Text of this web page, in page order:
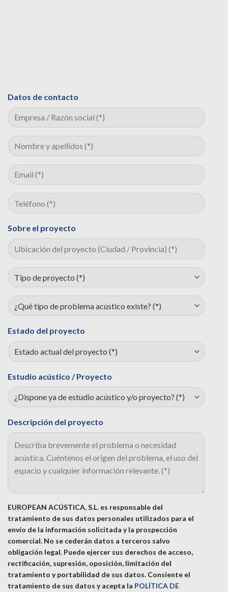
Datos de contacto
Sobre el proyecto
Estado del proyecto
Estudio acústico / Proyecto
Descripción del proyecto
EUROPEAN ACÚSTICA, S.L. es responsable del
tratamiento de sus datos personales utilizados para el
envío de la información solicitada y la prospección
comercial. No se cederán datos a terceros salvo
obligación legal. Puede ejercer sus derechos de acceso,
rectificación, supresión, oposición, limitación del
tratamiento y portabilidad de sus datos. Consiente el
tratamiento de sus datos y acepta la POLÍTICA DE